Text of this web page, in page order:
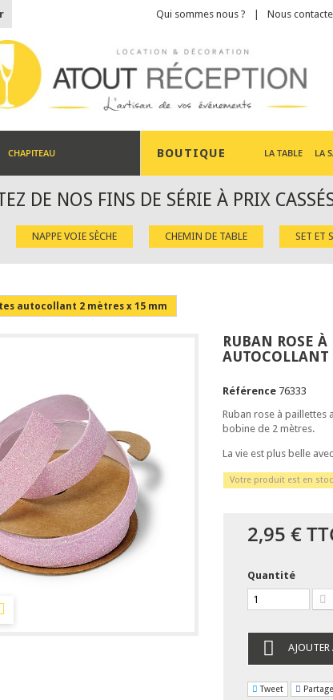
Qui sommes nous ? Nous
CHAPITEAU BOUTIQUE LA TABLE LA
DE NOS FINS DE SÉRIE À PRIX
NAPPE VOIE SÈCHE CHEMIN DE TABLE SET ET
autocollant 2 mètres x 15 mm
RUBAN ROSE À
Référence 76333
Ruban rose à paillettes
bobine de 2 mètres.
La vie est plus belle
Votre produit est en
2,95 €
Quantité
AJOUTER
Tweet